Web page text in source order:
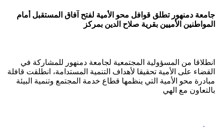
جامعة دمنهور تطلق قوافل محو الأمية لفتح آفاق المستقبل أمام
المواطنين الأميين بقرية صلاح الدين بمركز
انطلاقا من المسؤولية المجتمعية لجامعة دمنهور للمشاركة في
القضاء على الأمية تحقيقا لأهداف التنمية المستدامة، انطلقت قافلة
مبادرة محو الأمية التي ينظمها قطاع خدمة المجتمع وتنمية البيئة
بالتعاون مع الهي